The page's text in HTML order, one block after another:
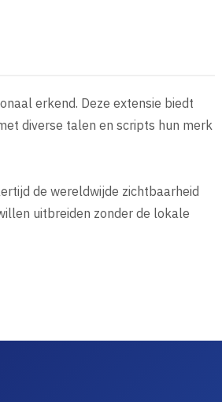
erkend. Deze extensie biedt
diverse talen en scripts hun merk
de wereldwijde zichtbaarheid
uitbreiden zonder de lokale